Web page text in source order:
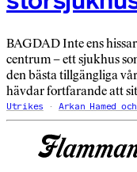
BAGDAD Inte ens
centrum – ett sjukhus
den bästa tillgängliga
hävdar fortfarande att
Utrikes Arkan Hamed